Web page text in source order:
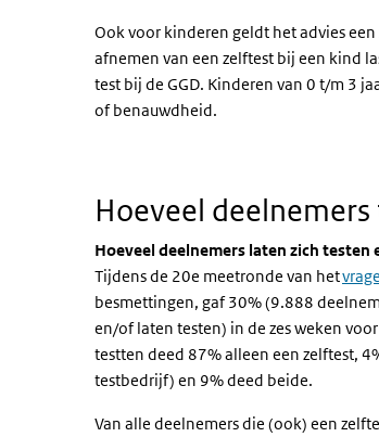
Ook voor kinderen geldt het advies
afnemen van een zelftest bij een kind
test bij de GGD. Kinderen van 0 t/m 3
of benauwdheid.
Hoeveel deelnemers
Hoeveel deelnemers laten zich testen
Tijdens de 20e meetronde van het
besmettingen, gaf 30% (9.888
en/of laten testen) in de zes weken
testten deed 87% alleen een zelftest,
testbedrijf) en 9% deed beide.
Van alle deelnemers die (ook) een